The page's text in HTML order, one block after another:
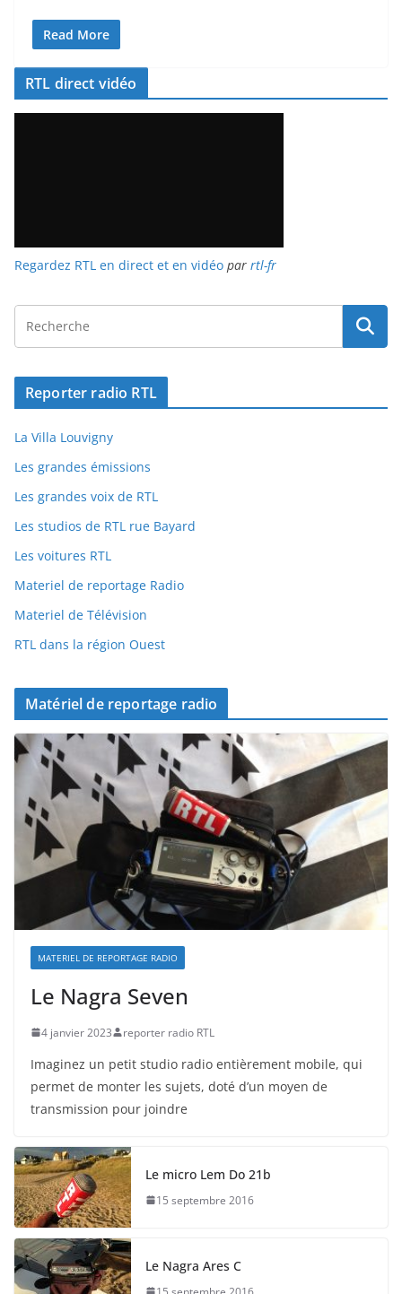
Read More
RTL direct vidéo
Regardez RTL en direct et en vidéo par rtl-fr
Reporter radio RTL
La Villa Louvigny
Les grandes émissions
Les grandes voix de RTL
Les studios de RTL rue Bayard
Les voitures RTL
Materiel de reportage Radio
Materiel de Télévision
RTL dans la région Ouest
Matériel de reportage radio
MATERIEL DE REPORTAGE RADIO
Le Nagra Seven
4 janvier 2023 reporter radio RTL
Imaginez un petit studio radio entièrement mobile, qui
permet de monter les sujets, doté d’un moyen de
transmission pour joindre
Le micro Lem Do 21b
15 septembre 2016
Le Nagra Ares C